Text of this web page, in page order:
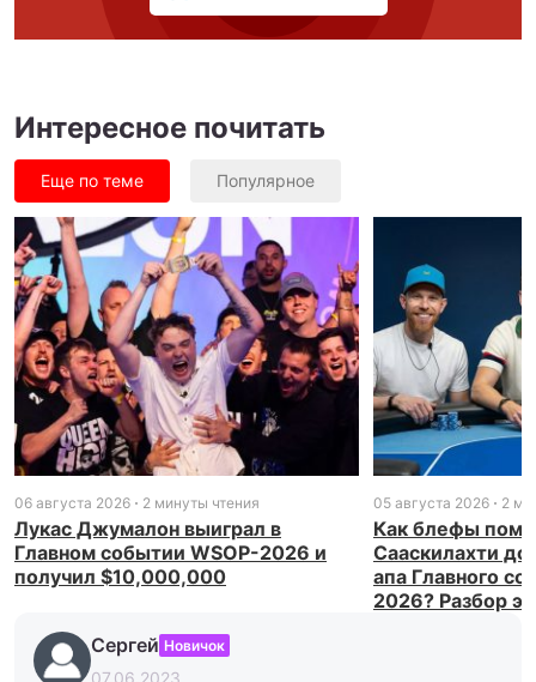
Интересное почитать
Еще по теме Популярное
06 августа 2026 2 минуты чтения
Лукас Джумалон выиграл в
Главном событии WSOP-2026 и
получил $10,000,000
05 августа 2026 2
Как блефы
Сааскилахти
апа Главного
2026? Разбор
Сергей Новичок
07.06.2023